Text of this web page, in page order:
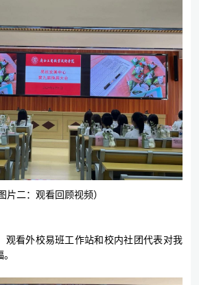
图片二：观看回顾视频）
观看外校易班工作站和校内社团代表对我